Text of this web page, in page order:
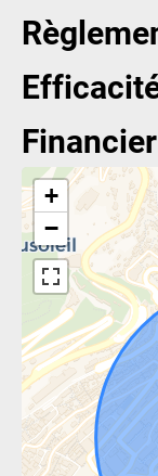
Financier
+
−